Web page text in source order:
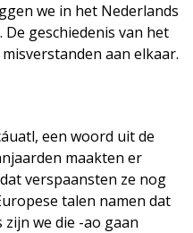
we in het Nederlands
De geschiedenis van het
aan elkaar.
een woord uit de
maakten er
verspaansten ze nog
talen namen dat
we die -ao gaan